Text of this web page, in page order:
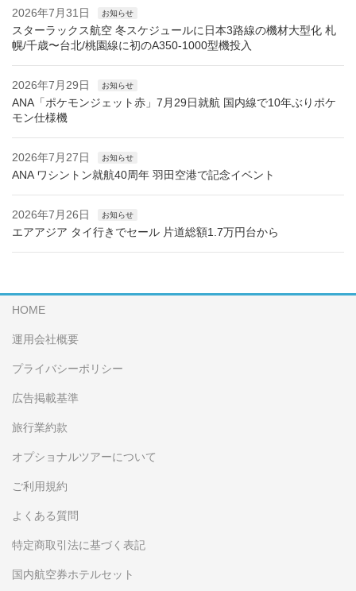
2026年7月31日 お知らせ
スターラックス航空 冬スケジュールに日本3路線の機材大型化 札
幌/千歳〜台北/桃園線に初のA350-1000型機投入
2026年7月29日 お知らせ
ANA「ポケモンジェット赤」7月29日就航 国内線で10年ぶりポケ
モン仕様機
2026年7月27日 お知らせ
ANA ワシントン就航40周年 羽田空港で記念イベント
2026年7月26日 お知らせ
エアアジア タイ行きでセール 片道総額1.7万円台から
HOME
運用会社概要
プライバシーポリシー
広告掲載基準
旅行業約款
オプショナルツアーについて
ご利用規約
よくある質問
特定商取引法に基づく表記
国内航空券ホテルセット